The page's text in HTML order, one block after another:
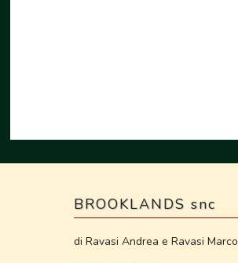
BROOKLANDS snc
di Ravasi Andrea e Ravasi Marco